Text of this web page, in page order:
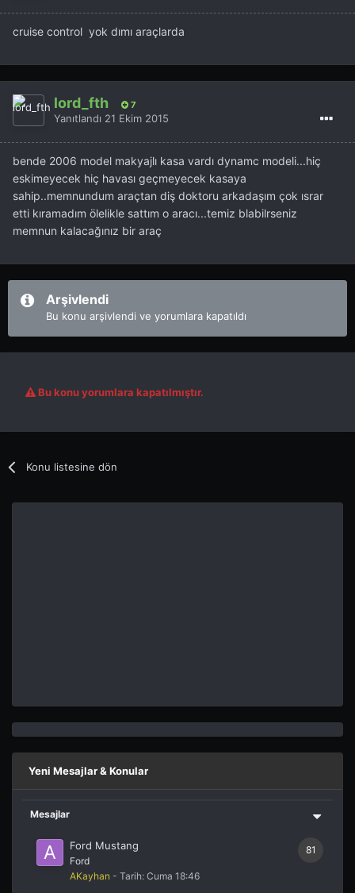
cruise control yok dımı araçlarda
lord_fth 7
Yanıtlandı 21 Ekim 2015
bende 2006 model makyajlı kasa vardı dynamc modeli...hiç
eskimeyecek hiç havası geçmeyecek kasaya
sahip..memnundum araçtan diş doktoru arkadaşım çok ısrar
etti kıramadım ölelikle sattım o aracı...temiz blabilrseniz
memnun kalacağınız bir araç
Arşivlendi
Bu konu arşivlendi ve yorumlara kapatıldı
Bu konu yorumlara kapatılmıştır.
Konu listesine dön
Yeni Mesajlar & Konular
Mesajlar
81
Ford Mustang
Ford
AKayhan - Tarih: Cuma 18:46